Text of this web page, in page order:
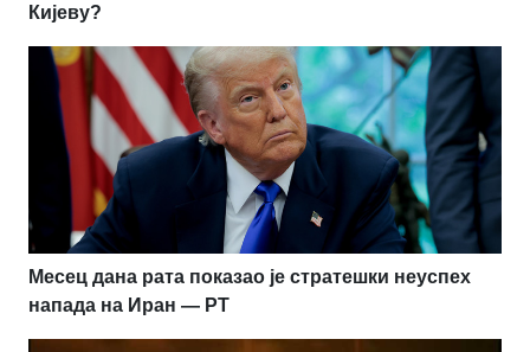
Кијеву?
Месец дана рата показао је стратешки неуспех
напада на Иран — РТ